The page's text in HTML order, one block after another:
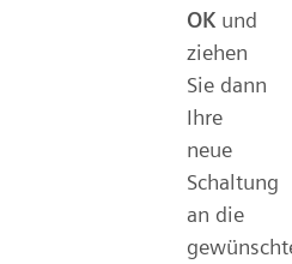
OK und
ziehen
Sie dann
Ihre
neue
Schaltung
an die